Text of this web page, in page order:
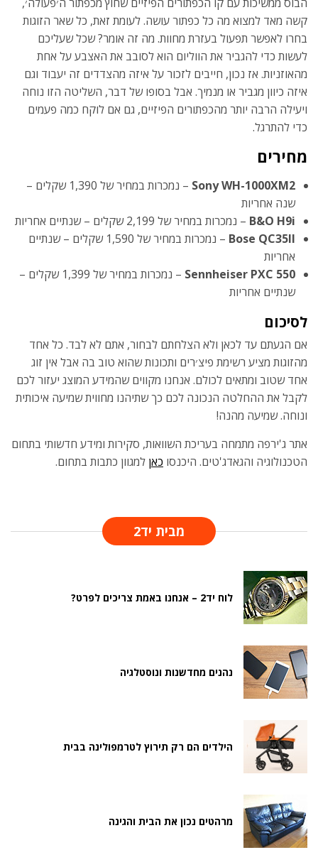
קשה מאד למצוא מה כל כפתור עושה. לעומת זאת, כל שאר הזוגות
בחרו לאפשר תפעול בעזרת מחוות. מה זה אומר? שכל שעליכם
לעשות כדי להגביר את הווליום הוא לסובב את האצבע על אחת
מהאוזניות. אז נכון, חייבים לזכור על איזה מהצדדים זה יעבוד וגם
איזה כיוון מגביר או מנמיך. אבל בסופו של דבר, השליטה הזו נוחה
ויעילה הרבה יותר מהכפתורים הפיזיים, גם אם לוקח כמה פעמים
כדי להתרגל.
מחירים
Sony WH-1000XM2
– נמכרות במחיר של 1,390 שקלים –
שנה אחריות
B&O H9i – נמכרות במחיר של 2,199 שקלים – שנתיים אחריות
Bose QC35II
– נמכרות במחיר של 1,590 שקלים – שנתיים
אחריות
Sennheiser PXC 550
– נמכרות במחיר של 1,399 שקלים –
שנתיים אחריות
לסיכום
אם הגעתם עד לכאן ולא הצלחתם לבחור, אתם לא לבד. כל אחד
מהזוגות מציע רשימת פיצ׳רים ותכונות שהוא טוב בה אבל אין זוג
אחד שטוב ומתאים לכולם. אנחנו מקווים שהמידע המוצג יעזור לכם
לקבל את ההחלטה הנכונה לכם כך שתיהנו מחווית שמיעה איכותית
ונוחה. שמיעה מהנה!
אתר ג'ירפה מתמחה בעריכת השוואות, סקירות ומידע חדשותי בתחום
הטכנולוגיה והגאדג'טים. היכנסו כאן למגוון כתבות בתחום.
מבית יד2
לוח יד2 – אנחנו באמת צריכים לפרט?
נהנים מחדשנות ונוסטלגיה
הילדים הם רק תירוץ לטרמפולינה בבית
מרהטים נכון את הבית והגינה